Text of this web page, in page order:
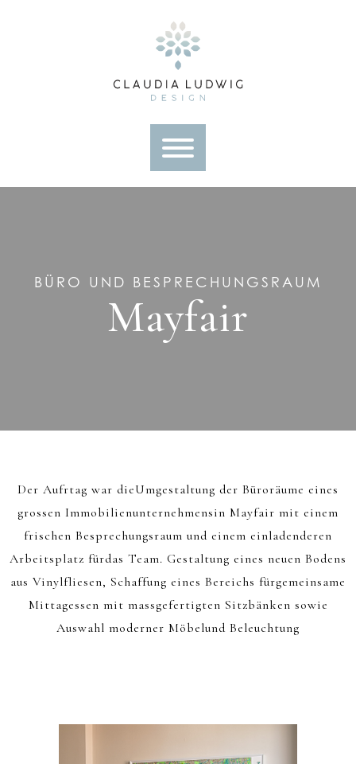
BÜRO UND BESPRECHUNGSRAUM
Mayfair
Der Aufrtag war dieUmgestaltung der Büroräume eines
grossen Immobilienunternehmensin Mayfair mit einem
frischen Besprechungsraum und einem einladenderen
Arbeitsplatz fürdas Team. Gestaltung eines neuen Bodens
aus Vinylfliesen, Schaffung eines Bereichs fürgemeinsame
Mittagessen mit massgefertigten Sitzbänken sowie
Auswahl moderner Möbelund Beleuchtung